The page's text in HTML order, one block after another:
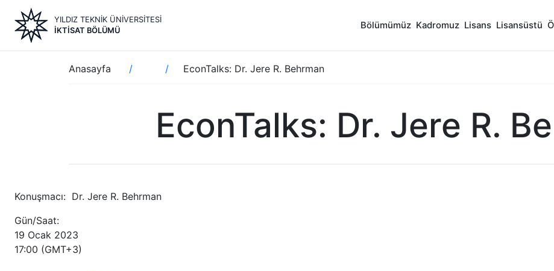
içeriğe
YILDIZ TEKNİK ÜNİVERSİTESİ
İKTISAT BÖLÜMÜ
Bölümümüz Kadromuz Lisans Lisansüstü
Sayfa
yolu
Anasayfa EconTalks: Dr. Jere R. Behrman
EconTalks: Dr. Jere R.
Konuşmacı: Dr. Jere R. Behrman
Gün/Saat:
19 Ocak 2023
17:00 (GMT+3)